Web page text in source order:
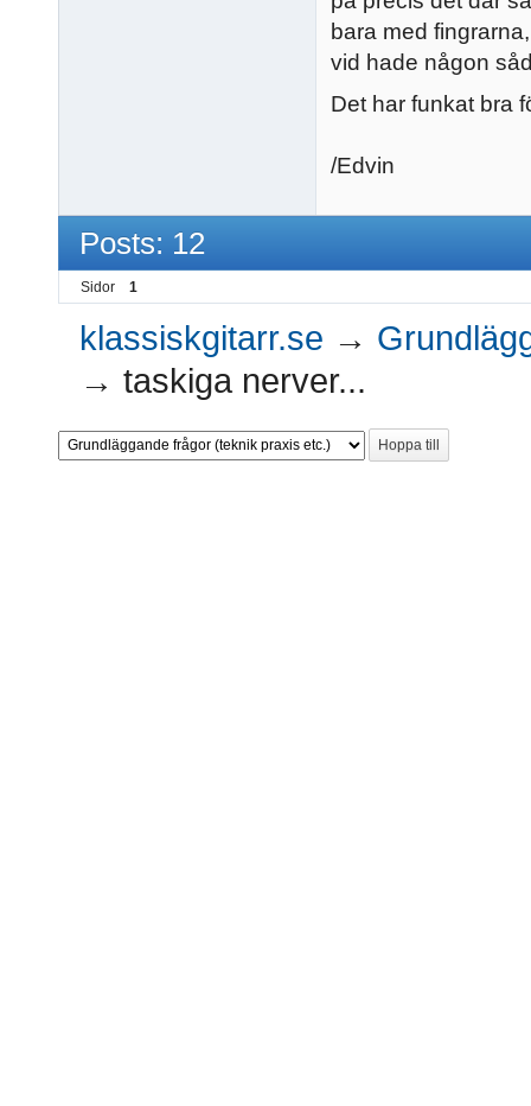
bara med
vid hade någon
Det har funkat bra
/Edvin
Posts: 12
Sidor 1
klassiskgitarr.se →
→taskiga nerver...